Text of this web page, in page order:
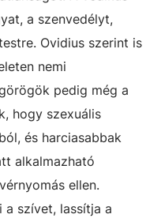
a szenvedélyt,
Ovidius szerint is
nemi
pedig még a
hogy szexuális
és harciasabbak
alkalmazható
ellen.
a szívet, lassítja a